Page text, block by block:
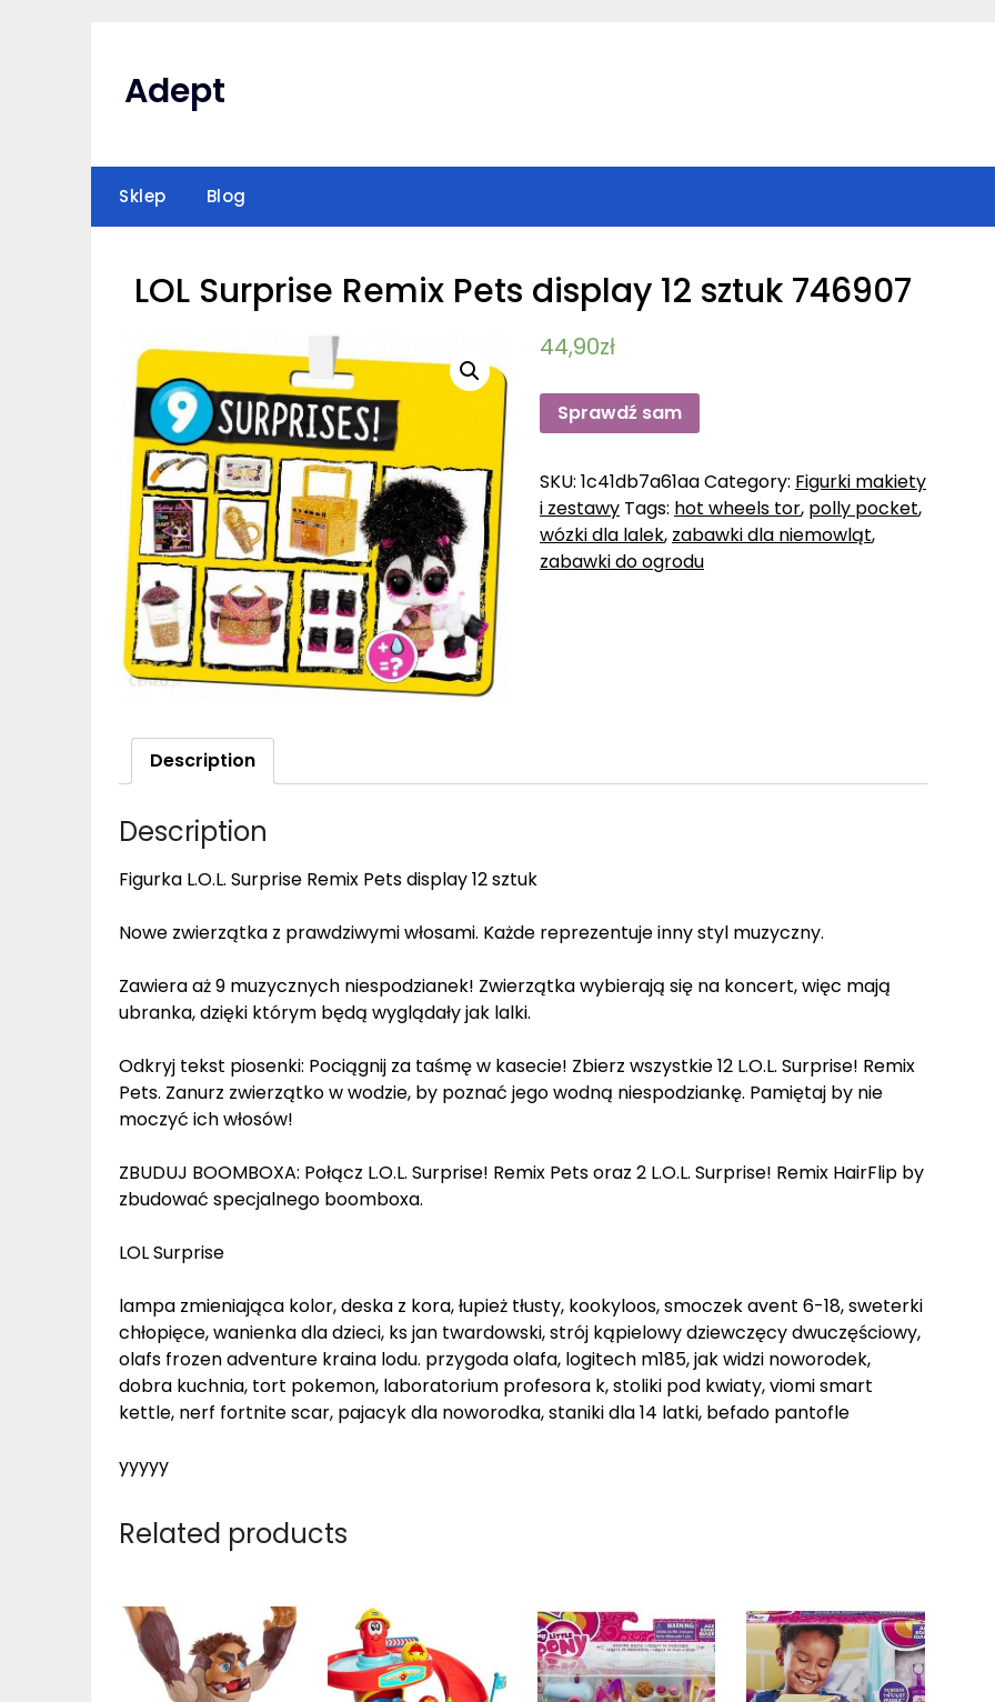
Adept
Sklep Blog
LOL Surprise Remix Pets display 12 sztuk 746907
44,90zł
Sprawdź sam
SKU: 1c41db7a61aaCategory: Figurki makiety
i zestawy Tags: hot wheels tor, polly pocket,
wózki dla lalek, zabawki dla niemowląt,
zabawki do ogrodu
Description
Description
Figurka L.O.L. Surprise Remix Pets display 12 sztuk
Nowe zwierzątka z prawdziwymi włosami. Każde reprezentuje inny styl muzyczny.
Zawiera aż 9 muzycznych niespodzianek! Zwierzątka wybierają się na koncert, więc mają
ubranka, dzięki którym będą wyglądały jak lalki.
Odkryj tekst piosenki: Pociągnij za taśmę w kasecie! Zbierz wszystkie 12 L.O.L. Surprise! Remix
Pets. Zanurz zwierzątko w wodzie, by poznać jego wodną niespodziankę. Pamiętaj by nie
moczyć ich włosów!
ZBUDUJ BOOMBOXA: Połącz L.O.L. Surprise! Remix Pets oraz 2 L.O.L. Surprise! Remix HairFlip by
zbudować specjalnego boomboxa.
LOL Surprise
lampa zmieniająca kolor, deska z kora, łupież tłusty, kookyloos, smoczek avent 6-18, sweterki
chłopięce, wanienka dla dzieci, ks jan twardowski, strój kąpielowy dziewczęcy dwuczęściowy,
olafs frozen adventure kraina lodu. przygoda olafa, logitech m185, jak widzi noworodek,
dobra kuchnia, tort pokemon, laboratorium profesora k, stoliki pod kwiaty, viomi smart
kettle, nerf fortnite scar, pajacyk dla noworodka, staniki dla 14 latki, befado pantofle
yyyyy
Related products